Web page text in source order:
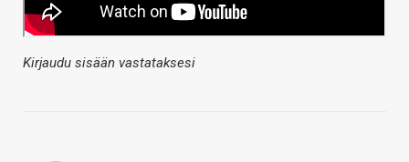
Kirjaudu sisään vastataksesi